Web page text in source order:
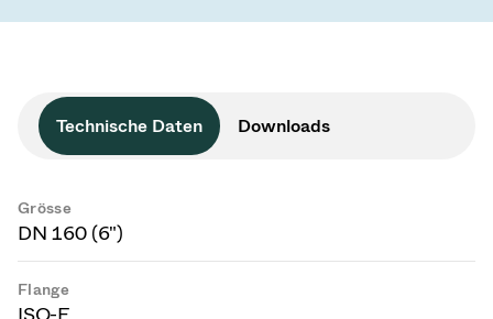
Technische Daten Downloads
Grösse
DN 160 (6")
Flange